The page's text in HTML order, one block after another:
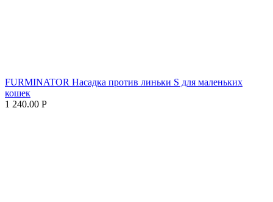
FURMINATOR Насадка против линьки S для маленьких
кошек
1 240.00 Р